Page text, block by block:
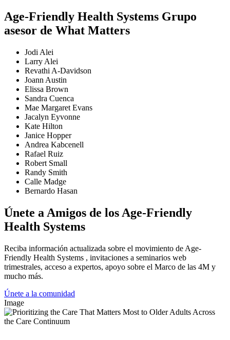
Age-Friendly Health Systems Grupo
asesor de What Matters
Jodi Alei
Larry Alei
Revathi A-Davidson
Joann Austin
Elissa Brown
Sandra Cuenca
Mae Margaret Evans
Jacalyn Eyvonne
Kate Hilton
Janice Hopper
Andrea Kabcenell
Rafael Ruiz
Robert Small
Randy Smith
Calle Madge
Bernardo Hasan
Únete a Amigos de los Age-Friendly
Health Systems
Reciba información actualizada sobre el movimiento de Age-
Friendly Health Systems , invitaciones a seminarios web
trimestrales, acceso a expertos, apoyo sobre el Marco de las 4M y
mucho más.
Únete a la comunidad
Image